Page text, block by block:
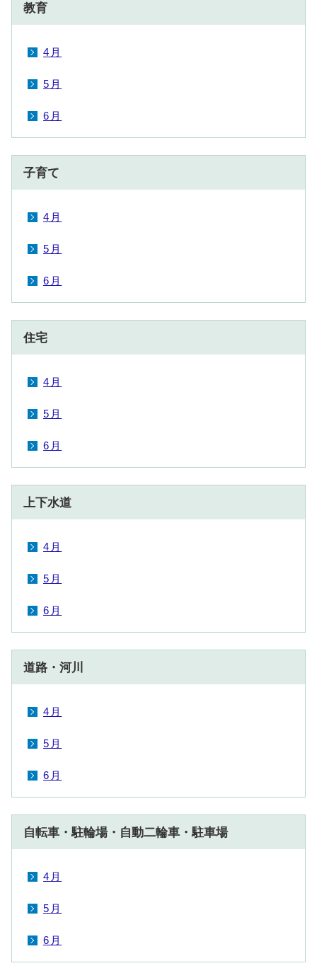
教育
4月
5月
6月
子育て
4月
5月
6月
住宅
4月
5月
6月
上下水道
4月
5月
6月
道路・河川
4月
5月
6月
自転車・駐輪場・自動二輪車・駐車場
4月
5月
6月